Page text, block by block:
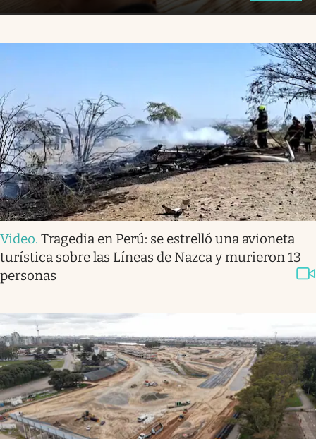
Video. Tragedia en Perú: se estrelló una avioneta
turística sobre las Líneas de Nazca y murieron 13
personas